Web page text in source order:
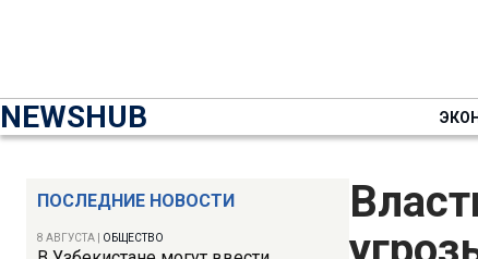
NEWSHUB
ПОСЛЕДНИЕ НОВОСТИ
8 АВГУСТА ОБЩЕСТВО